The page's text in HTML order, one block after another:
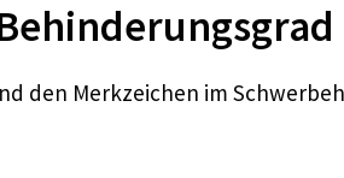
den Merkzeichen im